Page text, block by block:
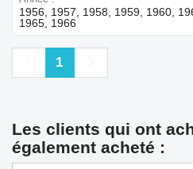
1956, 1957, 1958, 1959, 1960,
1965, 1966
Précédent
1
Les clients qui ont
également acheté :